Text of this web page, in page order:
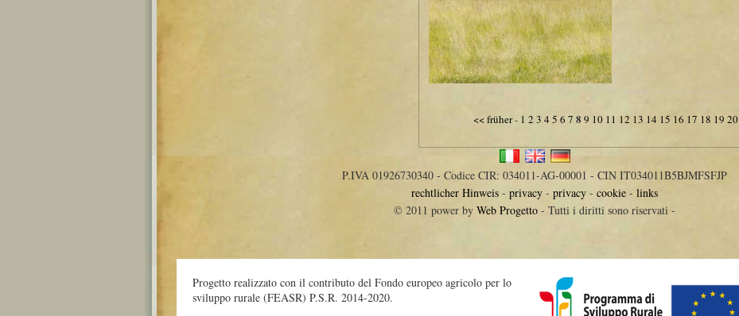
<< früher- 1 2 3 45 6 7 8 9 10 11 12 13 14 15 16 17 18 19 20
P.IVA 01926730340 - Codice CIR: 034011-AG-00001 - CIN IT034011B5BJMFSFJP
rechtlicher Hinweis - privacy - privacy - cookie - links
© 2011 power by Web Progetto - Tutti i diritti sono riservati -
Progetto realizzato con il contributo del Fondo europeo agricolo per lo
sviluppo rurale (FEASR) P.S.R. 2014-2020.